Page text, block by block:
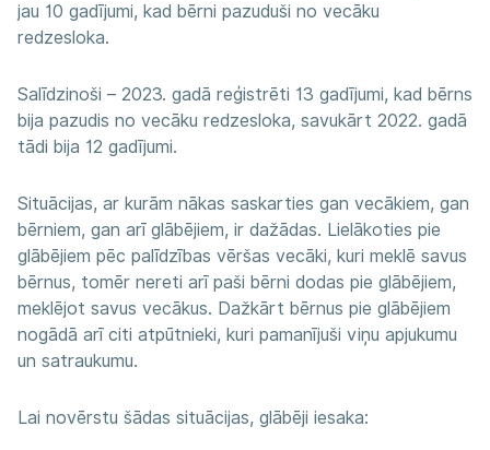
jau 10 gadījumi, kad bērni pazuduši no vecāku
redzesloka.
Salīdzinoši – 2023. gadā reģistrēti 13 gadījumi, kad bērns
bija pazudis no vecāku redzesloka, savukārt 2022. gadā
tādi bija 12 gadījumi.
Situācijas, ar kurām nākas saskarties gan vecākiem, gan
bērniem, gan arī glābējiem, ir dažādas. Lielākoties pie
glābējiem pēc palīdzības vēršas vecāki, kuri meklē savus
bērnus, tomēr nereti arī paši bērni dodas pie glābējiem,
meklējot savus vecākus. Dažkārt bērnus pie glābējiem
nogādā arī citi atpūtnieki, kuri pamanījuši viņu apjukumu
un satraukumu.
Lai novērstu šādas situācijas, glābēji iesaka: